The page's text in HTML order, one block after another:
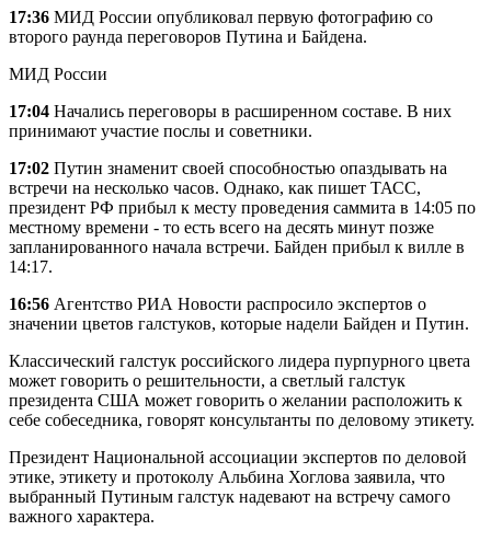
17:36 МИД России опубликовал первую фотографию со
второго раунда переговоров Путина и Байдена.
МИД России
17:04 Начались переговоры в расширенном составе. В них
принимают участие послы и советники.
17:02 Путин знаменит своей способностью опаздывать на
встречи на несколько часов. Однако, как пишет ТАСС,
президент РФ прибыл к месту проведения саммита в 14:05 по
местному времени - то есть всего на десять минут позже
запланированного начала встречи. Байден прибыл к вилле в
14:17.
16:56 Агентство РИА Новости распросило экспертов о
значении цветов галстуков, которые надели Байден и Путин.
Классический галстук российского лидера пурпурного цвета
может говорить о решительности, а светлый галстук
президента США может говорить о желании расположить к
себе собеседника, говорят консультанты по деловому этикету.
Президент Национальной ассоциации экспертов по деловой
этике, этикету и протоколу Альбина Хоглова заявила, что
выбранный Путиным галстук надевают на встречу самого
важного характера.